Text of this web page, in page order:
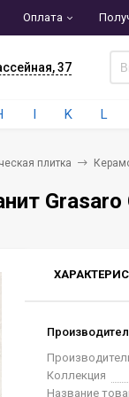
Оплата
37
I K L
плитка
Коллекция
Название